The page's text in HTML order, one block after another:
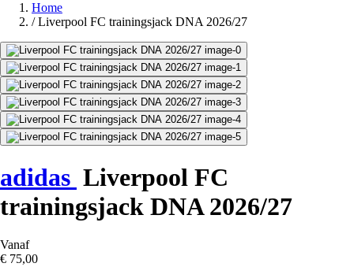
Home
/ Liverpool FC trainingsjack DNA 2026/27
adidas Liverpool FC
trainingsjack DNA 2026/27
Vanaf
€ 75,00